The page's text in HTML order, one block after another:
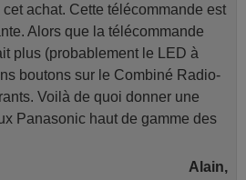
achat. Cette télécommande est
Alors que la télécommande
plus (probablement le LED à
boutons sur le Combiné Radio-
Voilà de quoi donner une
Panasonic haut de gamme des
Alain,